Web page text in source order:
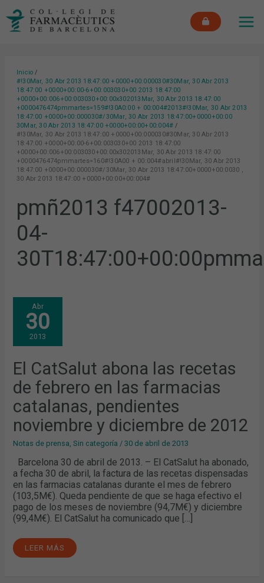
Inicio
#!30Mar, 30 Abr 2013 18:47:00 +0000+00:000030#30Mar, 30 Abr 2013
18:47:00 +0000+00:00-6+00:003030+00 2013 18:47:00
+0000+00:006+00:003030+00:00x302013Mar, 30 Abr 2013 18:47:00
+0000476474pmmartes=159#!30A0:00 + 00:004#2013#!30Mar, 30 Abr 2013
18:47:00 +0000+00:000030#/30Mar, 30 Abr 2013 18:47:00+0000+00:00
30Mar, 30 Abr 2013 18:47:00 +0000+00:00+00:004#
#!30Mar, 30 Abr 2013 18:47:00 +0000+00:000030#30Mar, 30 Abr 2013
18:47:00 +0000+00:00-6+00:003030+00 2013 18:47:00
+0000+00:006+00:003030+00:00x302013Mar, 30 Abr 2013 18:47:00
+0000476474pmmartes=160#!30A00 + 00:004#abril#!30Mar, 30 Abr 2013
18:47:00 +0000+00:000030#/30Mar, 30 Abr 2013 18:47:00+0000+00:0030 ,
30 Abr 2013 18:47:00 +0000+00:00+00:004#
pmñ2013 f47002013-
04-
Abr
30
2013
El CatSalut abona las recetas
de febrero en las farmacias
catalanas, pendientes
noviembre y diciembre de 2012
Notas de prensa ,Sin categoría /30 de abril de 2013
Barcelona 30 de abril de 2013. – El CatSalut ha abonado,
a fecha 30 de abril, la factura de las recetas dispensadas
en las farmacias catalanas durante el mes de febrero
(103,5M€). Queda pendiente de que se haga efectivo el
pago de los meses de noviembre (94,7M€) y diciembre
(99,4M€). El CatSalut ha comunicado que […]
EL
CATSALUT
ABONA
LAS
RECETAS
DE
FEBRERO
LAS
FARMACIAS
CATALANAS,
PENDIENTES
NOVIEMBRE
DICIEMBRE
DE
2012
LEER MÁS